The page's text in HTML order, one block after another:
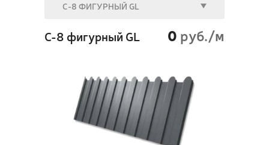
C-8 ФИГУРНЫЙ GL
C-8 фигурный GL 0 руб./м